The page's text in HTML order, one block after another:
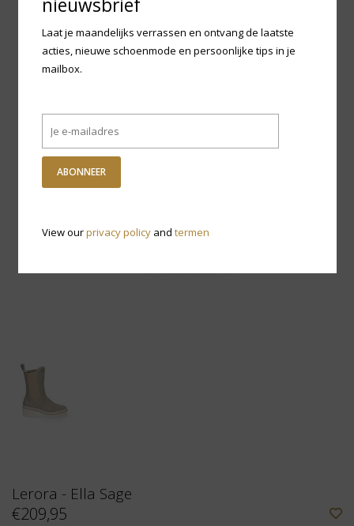
Lerora - Ella Sage
€209,95
nieuwsbrief
Laat je maandelijks verrassen en ontvang de laatste
acties, nieuwe schoenmode en persoonlijke tips in je
mailbox.
ABONNEER
View ourprivacy policyand termen